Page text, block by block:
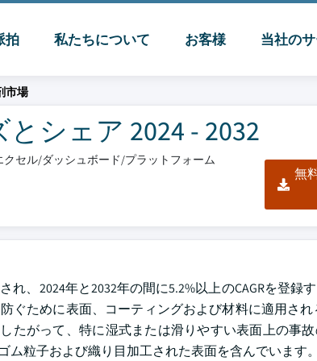
拍 私たちについて お客様 当社の
市場
シェア 2024 - 2032
クセル/ダッシュボード/プラットフォーム
無
、2024年と2032年の間に5.2%以上のCAGRを登録
ぐために表面、コーティングおよび材料に適用さ
たがって、特に湿式または滑りやすい表面上の事
粒子および織り目加工された表面を含んでいます。